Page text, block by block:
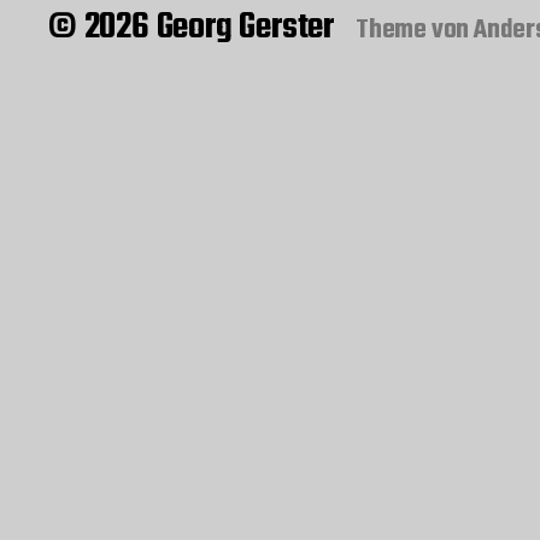
© 2026 Georg Gerster Theme von